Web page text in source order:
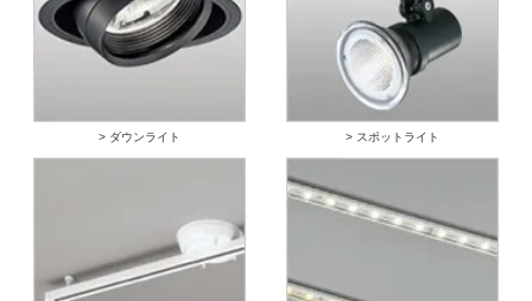
> ダウンライト > スポットライト